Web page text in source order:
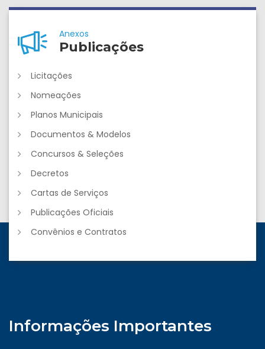
Anexos
Publicações
Licitações
Nomeações
Planos Municipais
Documentos & Modelos
Concursos & Seleções
Decretos
Cartas de Serviços
Publicações Oficiais
Convênios e Contratos
Informações Importantes